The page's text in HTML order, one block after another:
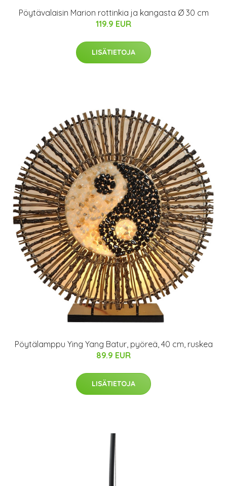
Pöytävalaisin Marion rottinkia ja kangasta Ø 30 cm
119.9 EUR
LISÄTIETOJA
Pöytälamppu Ying Yang Batur, pyöreä, 40 cm, ruskea
89.9 EUR
LISÄTIETOJA